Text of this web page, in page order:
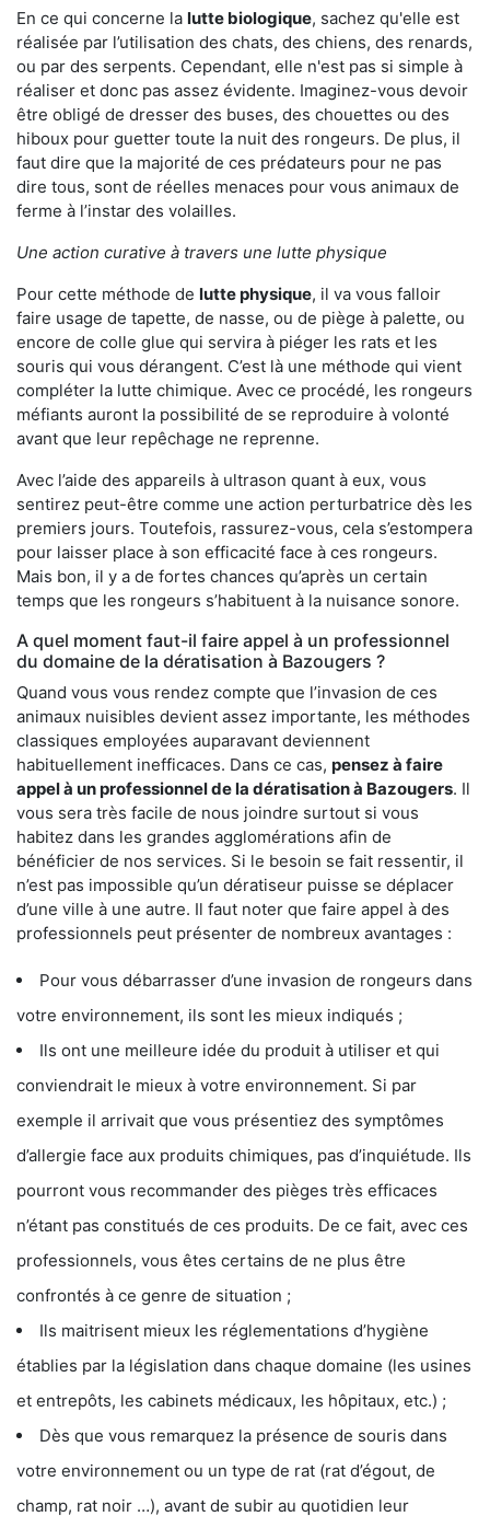
En ce qui concerne la lutte biologique, sachez qu'elle est
réalisée par l’utilisation des chats, des chiens, des renards,
ou par des serpents. Cependant, elle n'est pas si simple à
réaliser et donc pas assez évidente. Imaginez-vous devoir
être obligé de dresser des buses, des chouettes ou des
hiboux pour guetter toute la nuit des rongeurs. De plus, il
faut dire que la majorité de ces prédateurs pour ne pas
dire tous, sont de réelles menaces pour vous animaux de
ferme à l’instar des volailles.
Une action curative à travers une lutte physique
Pour cette méthode de lutte physique, il va vous falloir
faire usage de tapette, de nasse, ou de piège à palette, ou
encore de colle glue qui servira à piéger les rats et les
souris qui vous dérangent. C’est là une méthode qui vient
compléter la lutte chimique. Avec ce procédé, les rongeurs
méfiants auront la possibilité de se reproduire à volonté
avant que leur repêchage ne reprenne.
Avec l’aide des appareils à ultrason quant à eux, vous
sentirez peut-être comme une action perturbatrice dès les
premiers jours. Toutefois, rassurez-vous, cela s’estompera
pour laisser place à son efficacité face à ces rongeurs.
Mais bon, il y a de fortes chances qu’après un certain
temps que les rongeurs s’habituent à la nuisance sonore.
A quel moment faut-il faire appel à un professionnel
du domaine de la dératisation à Bazougers ?
Quand vous vous rendez compte que l’invasion de ces
animaux nuisibles devient assez importante, les méthodes
classiques employées auparavant deviennent
habituellement inefficaces. Dans ce cas, pensez à faire
appel à un professionnel de la dératisation à Bazougers. Il
vous sera très facile de nous joindre surtout si vous
habitez dans les grandes agglomérations afin de
bénéficier de nos services. Si le besoin se fait ressentir, il
n’est pas impossible qu’un dératiseur puisse se déplacer
d’une ville à une autre. Il faut noter que faire appel à des
professionnels peut présenter de nombreux avantages :
Pour vous débarrasser d’une invasion de rongeurs dans
votre environnement, ils sont les mieux indiqués ;
Ils ont une meilleure idée du produit à utiliser et qui
conviendrait le mieux à votre environnement. Si par
exemple il arrivait que vous présentiez des symptômes
d’allergie face aux produits chimiques, pas d’inquiétude. Ils
pourront vous recommander des pièges très efficaces
n’étant pas constitués de ces produits. De ce fait, avec ces
professionnels, vous êtes certains de ne plus être
confrontés à ce genre de situation ;
Ils maitrisent mieux les réglementations d’hygiène
établies par la législation dans chaque domaine (les usines
et entrepôts, les cabinets médicaux, les hôpitaux, etc.) ;
Dès que vous remarquez la présence de souris dans
votre environnement ou un type de rat (rat d’égout, de
champ, rat noir …), avant de subir au quotidien leur